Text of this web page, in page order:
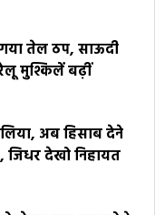
तेल ठप, साऊदी
मुश्किलें बढ़ीं
अब हिसाब देने
देखो निहायत